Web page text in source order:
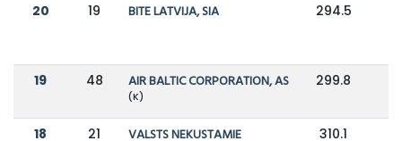
20 19 BITE LATVIJA, SIA 294.5
19 48 AIR BALTIC CORPORATION, AS
(K)
299.8
18 21
VALSTS NEKUSTAMIE
310.1